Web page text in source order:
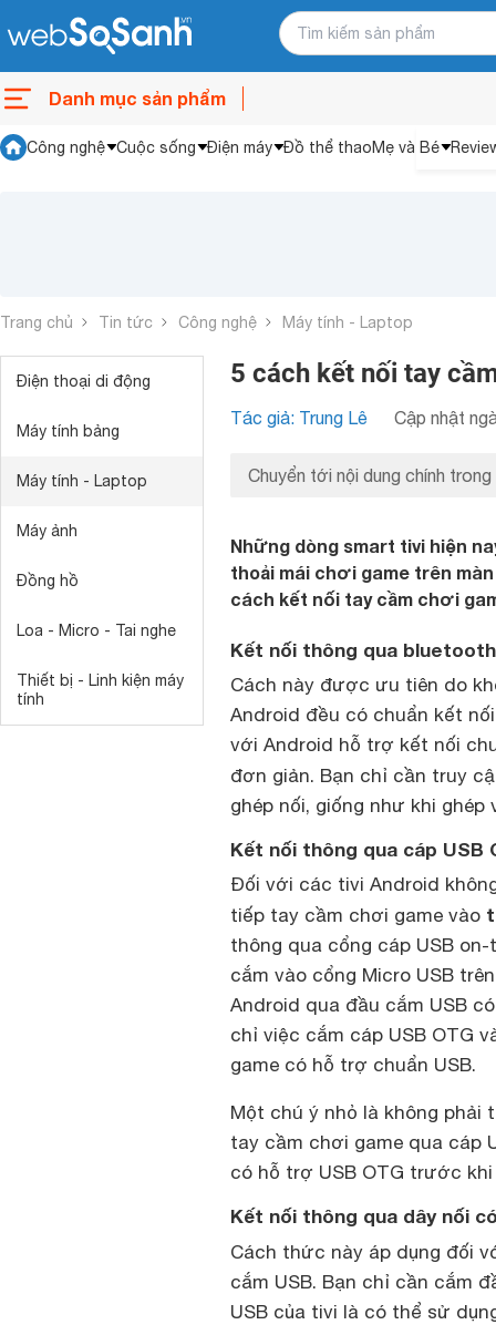
Danh mục sản phẩm
Công nghệ Cuộc sống Điện máy Đồ thể thaoMẹ và Bé
Trang chủ Tin tức Công nghệ Máy tính - Laptop
Điện thoại di động
Máy tính bảng
Máy tính - Laptop
Máy ảnh
Đồng hồ
Loa - Micro - Tai nghe
Thiết bị - Linh kiện máy
tính
5 cách kết nối tay
Tác giả: Trung Lê Cập nhật
Chuyển tới nội dung chính trong
Những dòng smart tivi hiện
thoải mái chơi game trên
cách kết nối tay cầm chơi
Kết nối thông qua bluetooth
Cách này được ưu tiên do
Android đều có chuẩn kết
với Android hỗ trợ kết nối
đơn giản. Bạn chỉ cần truy
ghép nối, giống như khi
Kết nối thông qua cáp USB
Đối với các tivi Android
tiếp tay cầm chơi game vào
thông qua cổng cáp USB on-
cắm vào cổng Micro USB
Android qua đầu cắm USB
chỉ việc cắm cáp USB OTG
game có hỗ trợ chuẩn USB.
Một chú ý nhỏ là không
tay cầm chơi game qua cáp
có hỗ trợ USB OTG trước
Kết nối thông qua dây nối
Cách thức này áp dụng đối
cắm USB. Bạn chỉ cần cắm
USB của tivi là có thể sử